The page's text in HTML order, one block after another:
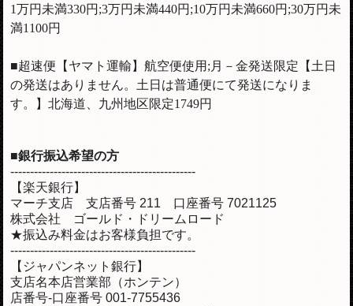
1万円未満330円;3万円未満440円;10万円未満660円;30万円未
満1100円
■超速便【ヤマト運輸】航空便使用;月－金発送限定【土日
の発送はありません。土日は普通便にて発送になりま
す。】北海道、九州地区限定1749円
■銀行振込希望の方
-----------------------------------------------
【楽天銀行】
マーチ支店 支店番号 211 口座番号 7021125
株式会社 ゴールド・ドリームロード
★振込み料金はお客様負担です。
-----------------------------------------------
【ジャパンネット銀行】
支店名本店営業部（ホンテン）
店番号-口座番号 001-7755436